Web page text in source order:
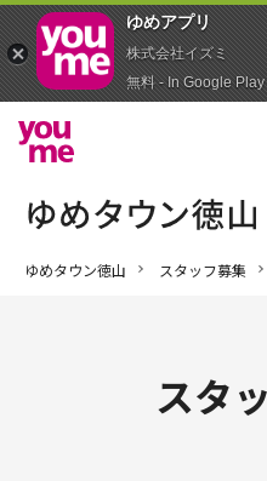
ゆめタウン徳山 スタッフ募集
スタ
ゆめアプ‪リ‬
株式会社イズミ
無料 - In Google Play